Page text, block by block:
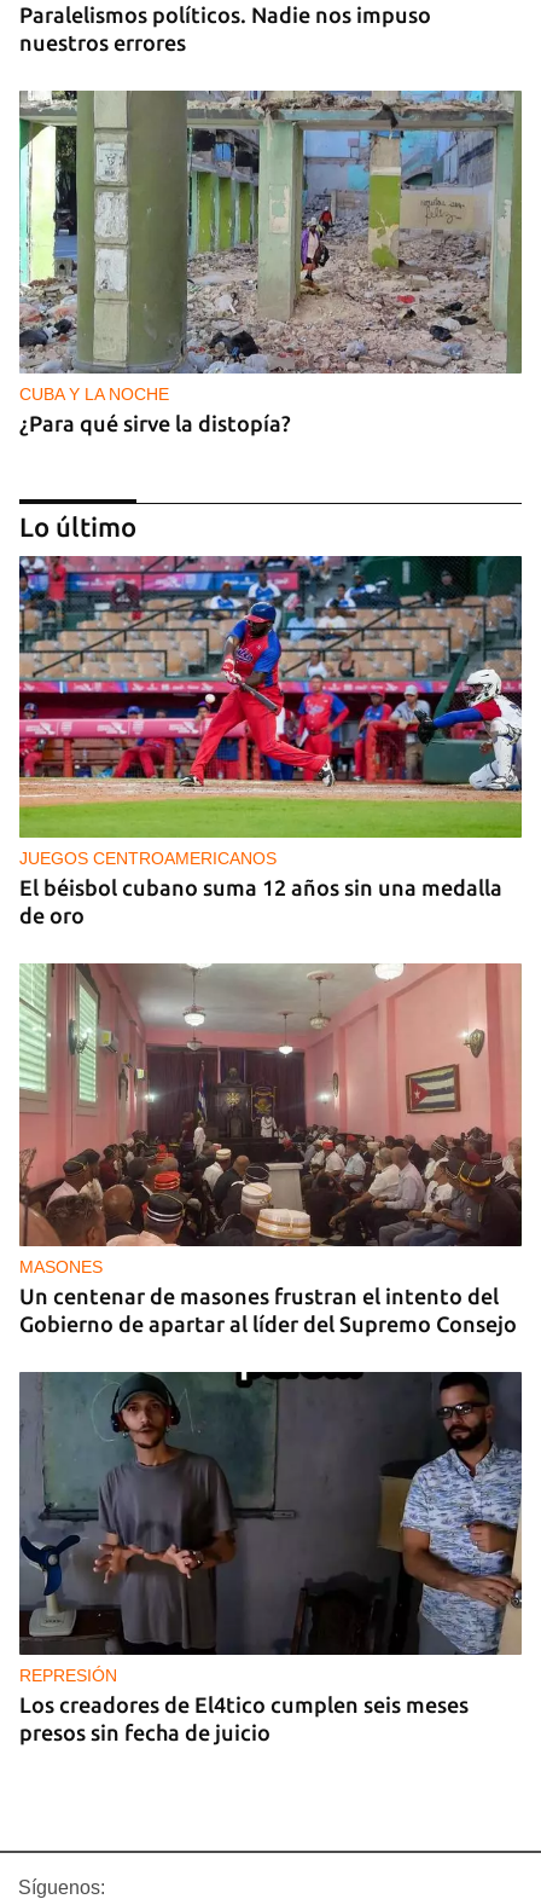
Paralelismos políticos. Nadie nos impuso
nuestros errores
CUBA Y LA NOCHE
¿Para qué sirve la distopía?
NICARAGUA
Ortega le teme a las elecciones porque le teme al
pueblo
Lo último
JUEGOS CENTROAMERICANOS
El béisbol cubano suma 12 años sin una medalla
de oro
MASONES
Un centenar de masones frustran el intento del
Gobierno de apartar al líder del Supremo Consejo
REPRESIÓN
Los creadores de El4tico cumplen seis meses
presos sin fecha de juicio
Síguenos: